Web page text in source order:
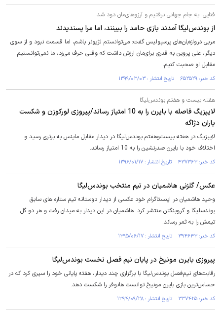
فنایی: به جام جهانی نرفتیم و آرزوهای‌مان دود شد
از بوندس‌لیگا آمدند بازی حامد را ببینند، اما مرا پسندیدند
مربی دروازه‌بان‌های پرسپولیس گفت: می‌توانستم لژیونر باشم، اما قسمت نبود و از سوی
دیگر، علی پروین به قدری برای‌مان ارزش داشت که وقتی حرف می‌زد، ما نمی‌توانستیم
مقابل او صحبت کنیم.
کد خبر: ۶۵۲۵۲۹ تاریخ انتشار : ۱۳۹۹/۰۳/۰۳
هفته بیست و هفتم بوندس‌لیگا
لایپزیگ فاصله با بایرن را به 10 امتیاز رساند/پیروزی لورکوزن و شکست
یاران دژاگه
لایپزیگ در هفته بیست‌و‌هفتم بوندس‌لیگا در دیدار مقابل ماینس به برتری رسید و
اختلاف خود با بایرن صدرنشین را به 10 امتیاز رساند.
کد خبر: ۴۳۷۳۶۳ تاریخ انتشار : ۱۳۹۶/۰۱/۱۷
عکس/ گلزنی هاشمیان در تیم منتخب بوندس‌لیگا
وحید هاشمیان در اینستاگرام خود عکسی از دیدار دوستانه تیم ستاره های سابق
بوندسلیگا و گروبنگتن منتشر کرد. هاشمیان در این دیدار به میدان رفت و هر دو گل
تیمش را به ثمر رساند.
کد خبر: ۳۹۴۶۴۳ تاریخ انتشار : ۱۳۹۵/۰۶/۱۷
پیروزی بایرن مونیخ در پایان نیم فصل نخست بوندس‌لیگا
رقابت‌های نیم‌فصل بوندس‌لیگا با برگزاری چند دیدار، هفته پایانی خود را سپری کرد که در
حساس‌ترین بازی بایرن مونیخ توانست هانوفر را شکست دهد.
کد خبر: ۳۳۷۴۲۵ تاریخ انتشار : ۱۳۹۴/۰۹/۲۸